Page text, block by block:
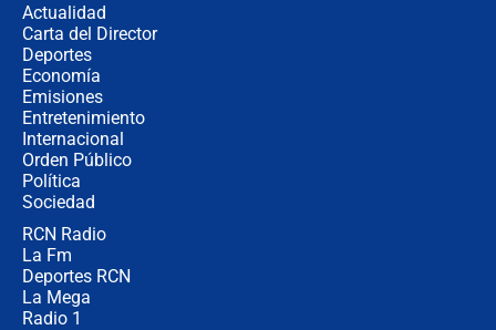
Actualidad
Carta del Director
Deportes
Economía
Emisiones
Entretenimiento
Internacional
Orden Público
Política
Sociedad
RCN Radio
La Fm
Deportes RCN
La Mega
Radio 1